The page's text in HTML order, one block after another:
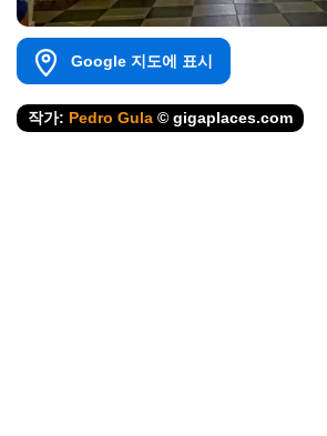
Google 지도에 표시
작가: Pedro Gula © gigaplaces.com